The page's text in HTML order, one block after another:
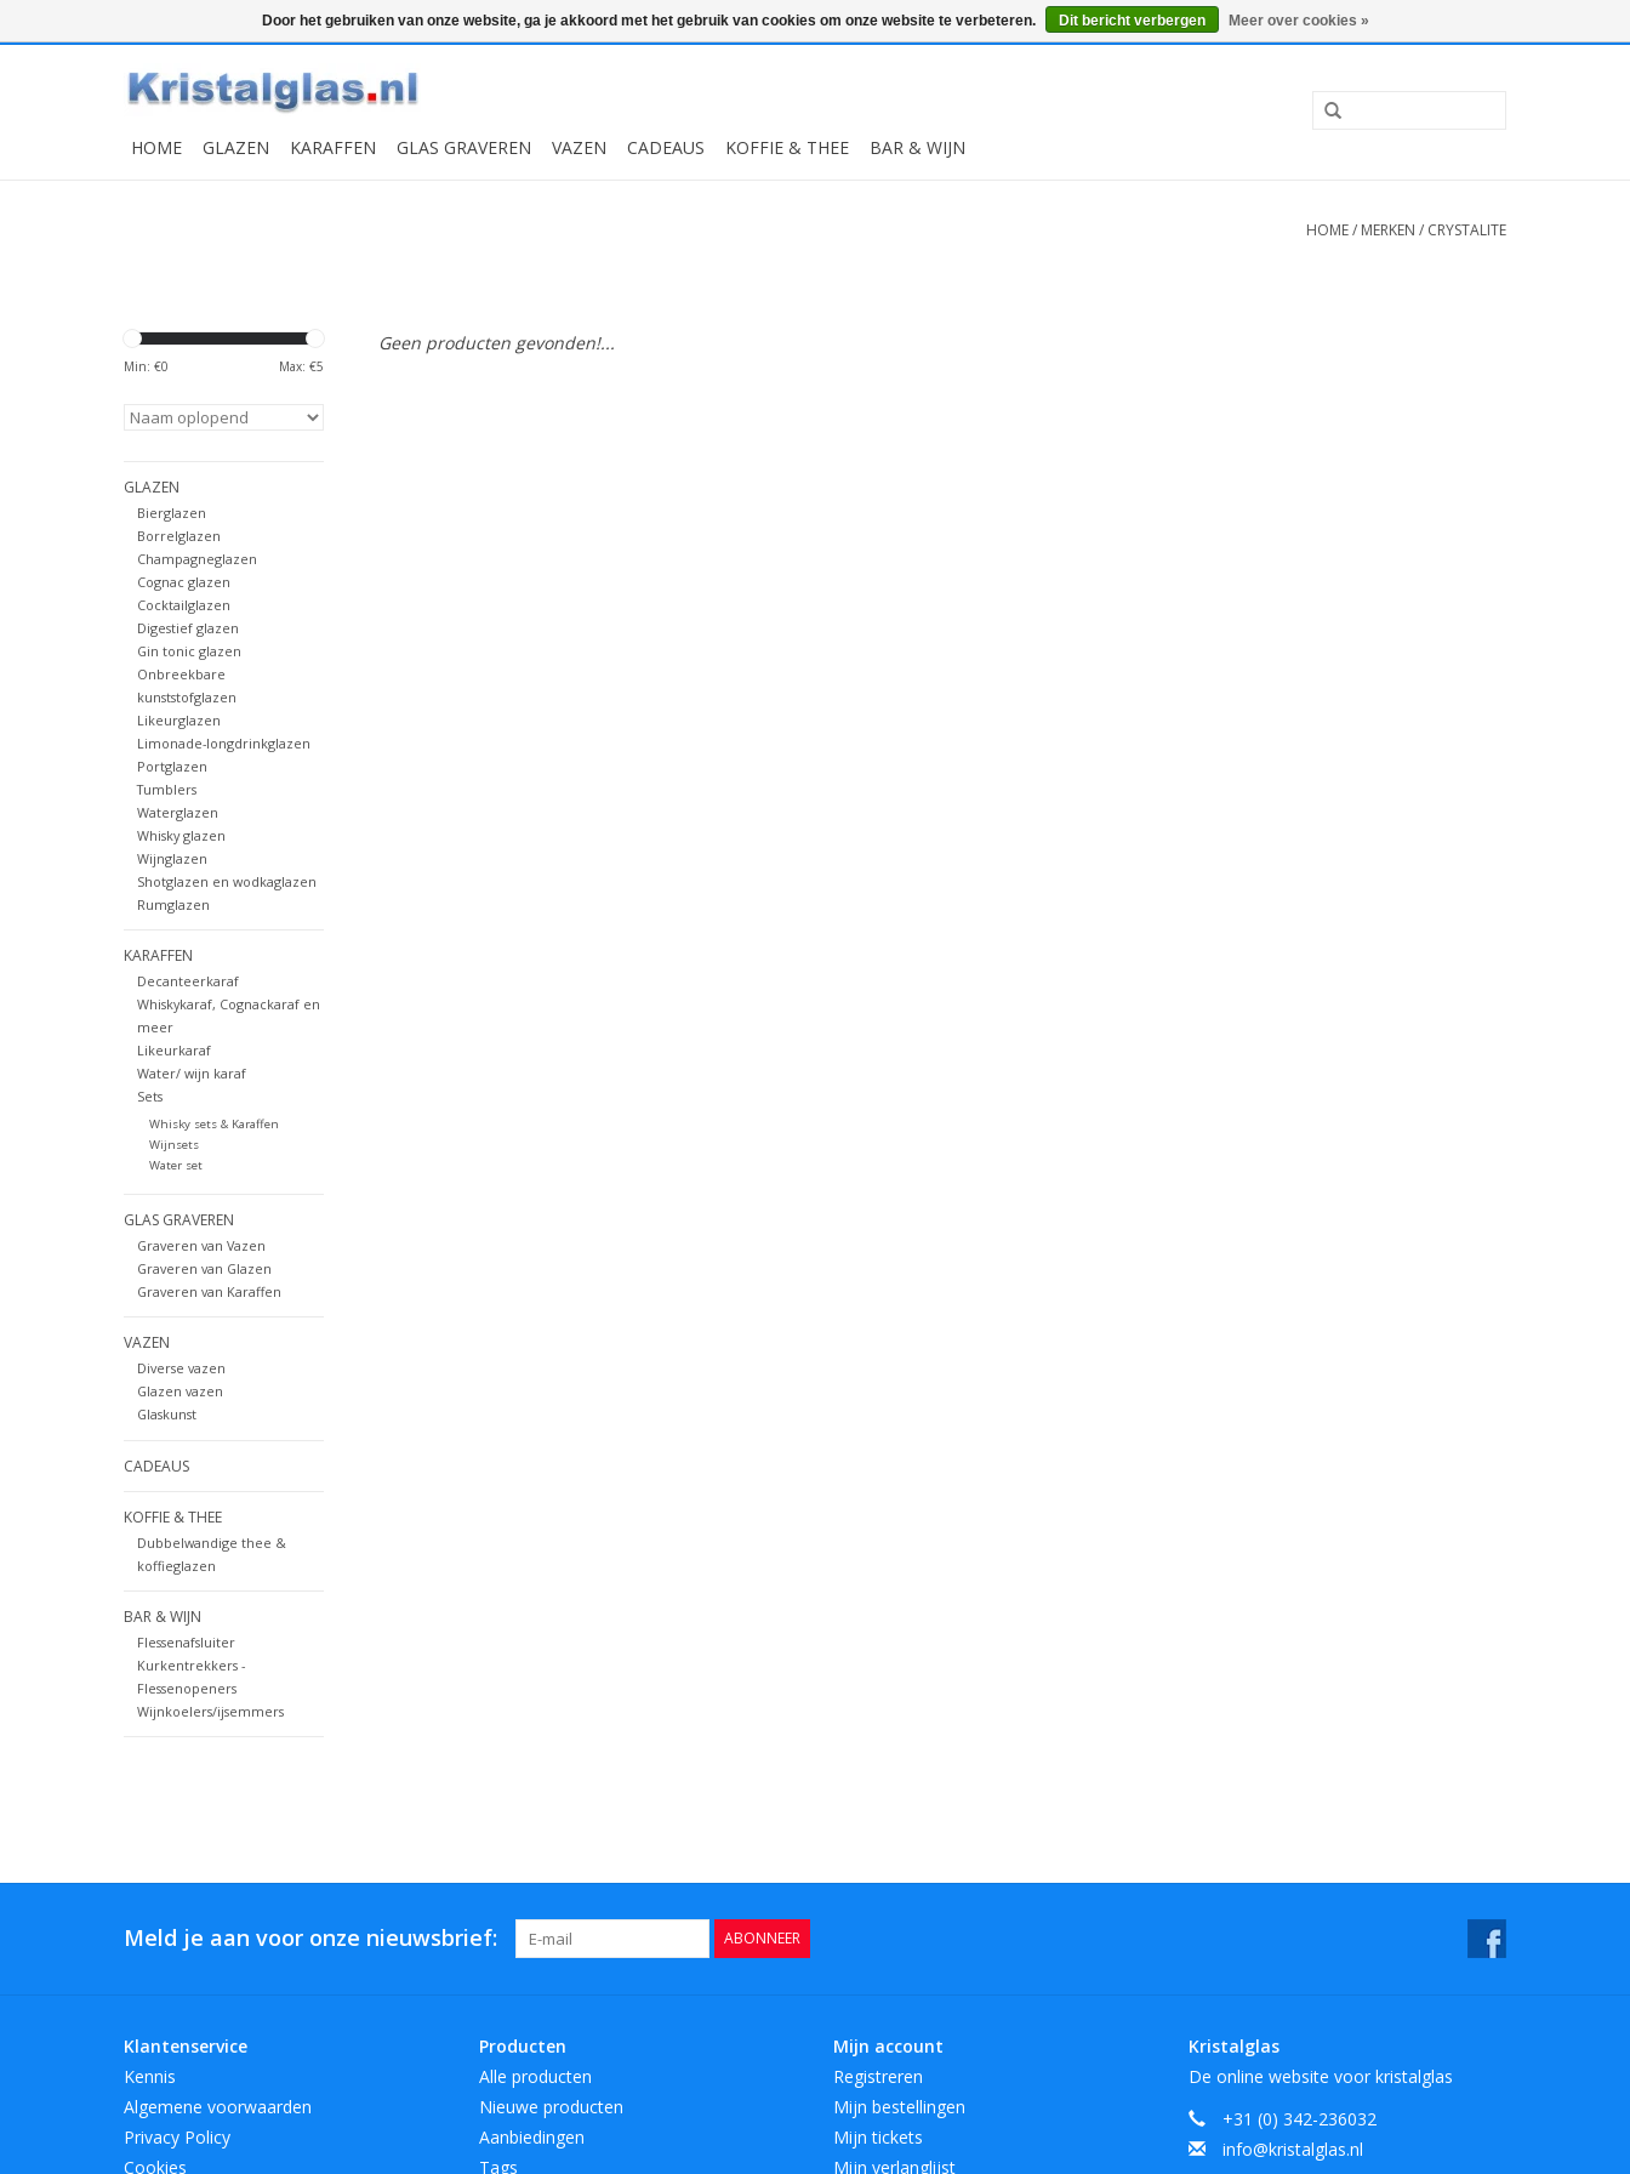
Snelle levering Graveren 0 Artikelen - €0,00 Mijn account / Registreren
HOME GLAZEN KARAFFEN GLAS GRAVEREN VAZEN CADEAUS KOFFIE & THEE BAR & WIJN
HOME/ MERKEN / CRYSTALITE
Min: €0 Max: €5
GLAZEN
Bierglazen
Borrelglazen
Champagneglazen
Cognac glazen
Cocktailglazen
Digestief glazen
Gin tonic glazen
Onbreekbare
kunststofglazen
Likeurglazen
Limonade-longdrinkglazen
Portglazen
Tumblers
Waterglazen
Whisky glazen
Wijnglazen
Shotglazen en wodkaglazen
Rumglazen
KARAFFEN
Decanteerkaraf
Whiskykaraf, Cognackaraf en
meer
Likeurkaraf
Water/ wijn karaf
Sets
Whisky sets & Karaffen
Wijnsets
Water set
GLAS GRAVEREN
Graveren van Vazen
Graveren van Glazen
Graveren van Karaffen
VAZEN
Diverse vazen
Glazen vazen
Glaskunst
CADEAUS
KOFFIE & THEE
Dubbelwandige thee &
koffieglazen
BAR & WIJN
Flessenafsluiter
Kurkentrekkers -
Flessenopeners
Wijnkoelers/ijsemmers
Geen producten gevonden!...
Meld je aan voor onze nieuwsbrief: ABONNEER
Klantenservice
Kennis
Algemene voorwaarden
Privacy Policy
Cookies
Producten
Alle producten
Nieuwe producten
Aanbiedingen
Tags
Mijn account
Registreren
Mijn bestellingen
Mijn tickets
Mijn verlanglijst
Kristalglas
De online website voor kristalglas
+31 (0) 342-236032
info@kristalglas.nl
Door het gebruiken van onze website, ga je akkoord met het gebruik van cookies om onze website te verbeteren. Dit bericht verbergen Meer over cookies »